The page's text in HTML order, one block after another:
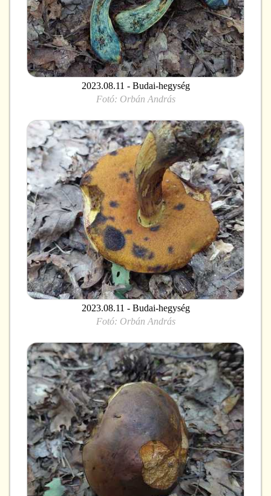
2023.08.11 - Budai-hegység
Fotó: Orbán András
2023.08.11 - Budai-hegység
Fotó: Orbán András